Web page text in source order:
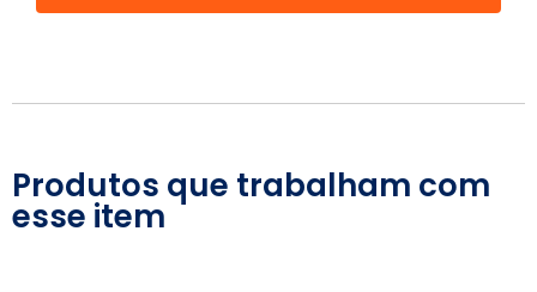
Produtos que trabalham com
esse item